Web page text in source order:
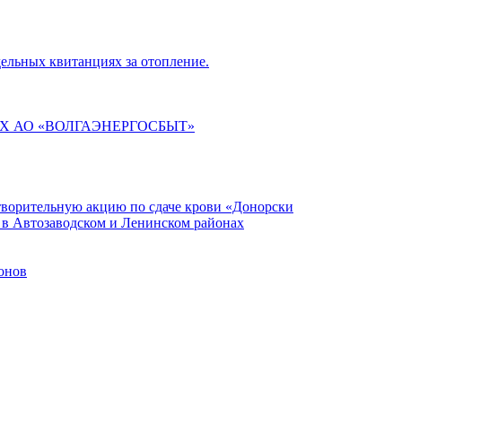
квитанциях за отопление.
АО «ВОЛГАЭНЕРГОСБЫТ»
акцию по сдаче крови «Донорски
Автозаводском и Ленинском районах